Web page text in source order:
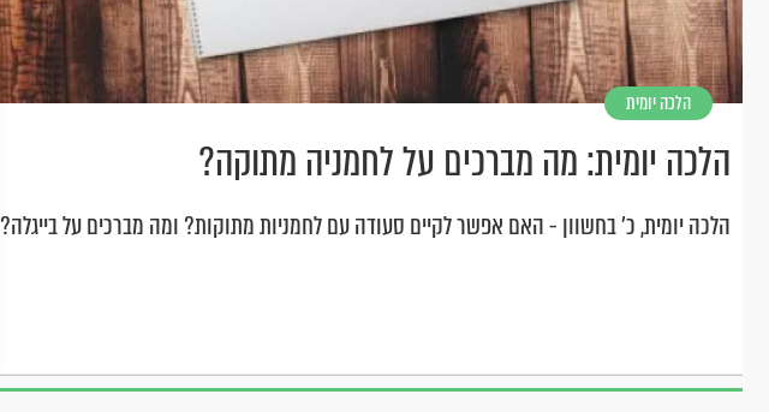
הלכה יומית
הלכה יומית: מה מברכים על לחמניה מתוקה?
הלכה יומית, כ' בחשוון - האם אפשר לקיים סעודה עם לחמניות מתוקות? ומה מברכים על בייגלה?